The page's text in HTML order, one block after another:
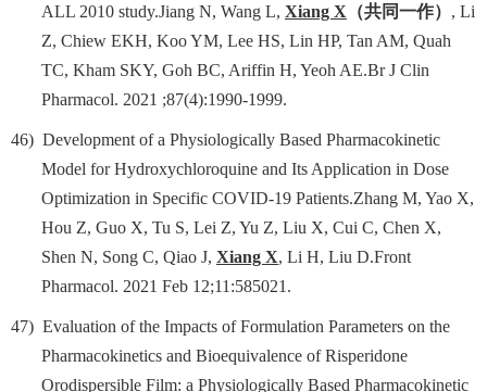
ALL 2010 study.Jiang N, Wang L, Xiang X （共同一作） , Li
Z, Chiew EKH, Koo YM, Lee HS, Lin HP, Tan AM, Quah
TC, Kham SKY, Goh BC, Ariffin H, Yeoh AE.Br J Clin
Pharmacol. 2021 ;87(4):1990-1999.
46) Development of a Physiologically Based Pharmacokinetic
Model for Hydroxychloroquine and Its Application in Dose
Optimization in Specific COVID-19 Patients.Zhang M, Yao X,
Hou Z, Guo X, Tu S, Lei Z, Yu Z, Liu X, Cui C, Chen X,
Shen N, Song C, Qiao J, Xiang X, Li H, Liu D.Front
Pharmacol. 2021 Feb 12;11:585021.
47) Evaluation of the Impacts of Formulation Parameters on the
Pharmacokinetics and Bioequivalence of Risperidone
Orodispersible Film: a Physiologically Based Pharmacokinetic